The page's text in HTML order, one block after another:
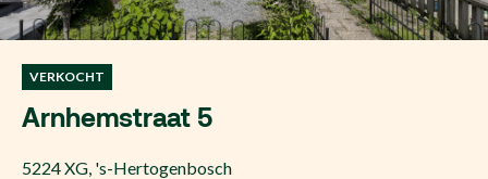
VERKOCHT
Arnhemstraat 5
5224 XG, 's-Hertogenbosch